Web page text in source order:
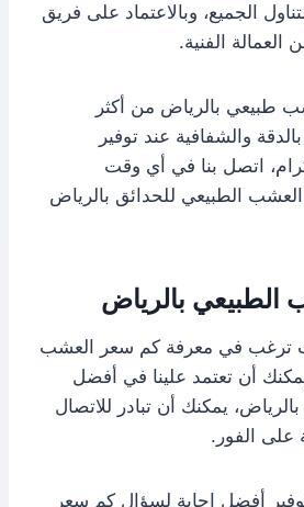
الجميع، وبالاعتماد على فريق
الفنية.
طبيعي بالرياض من أكثر
والشفافية عند توفير
اتصل بنا في أي وقت
الطبيعي للحدائق بالرياض
بالرياض
ترغب في معرفة كم سعر العشب
أن تعتمد علينا في أفضل
يمكنك أن تبادر للاتصال
على الفور.
أفضل إجابة لسؤال كم سعر